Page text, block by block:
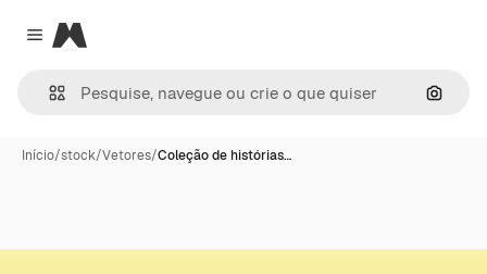
Close menu
Magnific
Início/stock/Vetores/Coleção de histórias…